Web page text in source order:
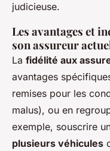
judicieuse.
Les avantages et
son assureur
La fidélité aux
avantages
remises pour les
malus), ou en
exemple, souscrire
plusieurs véhicules